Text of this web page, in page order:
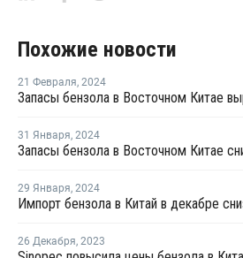
Похожие новости
21 Февраля, 2024
31 Января, 2024
29 Января, 2024
Импорт бензола в Китай в декабре
26 Декабря, 2023